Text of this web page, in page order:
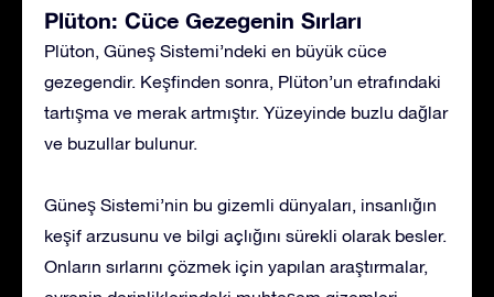
Plüton: Cüce Gezegenin Sırları
Plüton, Güneş Sistemi’ndeki en büyük cüce
gezegendir. Keşfinden sonra, Plüton’un etrafındaki
tartışma ve merak artmıştır. Yüzeyinde buzlu dağlar
ve buzullar bulunur.
Güneş Sistemi’nin bu gizemli dünyaları, insanlığın
keşif arzusunu ve bilgi açlığını sürekli olarak besler.
Onların sırlarını çözmek için yapılan araştırmalar,